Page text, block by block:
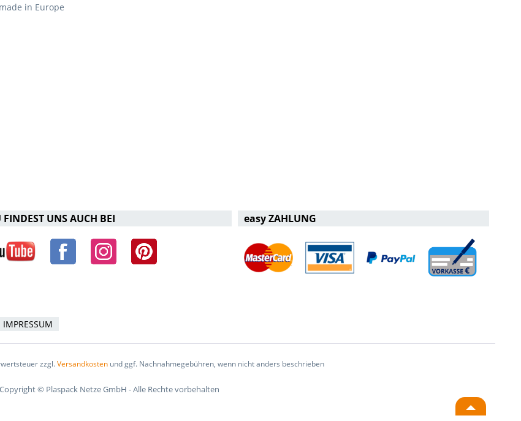
made in Europe
FINDEST UNS AUCH BEI easy ZAHLUNG
IMPRESSUM
zzgl.Versandkostenund ggf. Nachnahmegebühren, wenn nicht anders beschrieben
Copyright © Plaspack Netze GmbH - Alle Rechte vorbehalten